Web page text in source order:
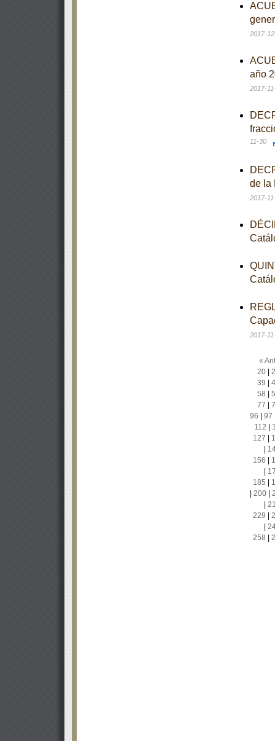
2017-
año
2017-
11-30
de la
2017-
2017-
«
20|
39
58
77
96
97
112
127
156
185
200|
229
258